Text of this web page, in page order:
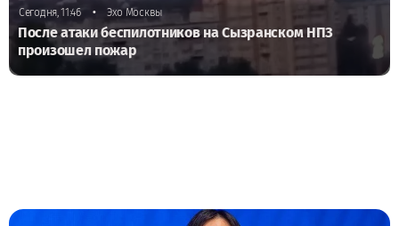
Сегодня, 11:46 • Эхо Москвы
После атаки беспилотников на Сызранском НПЗ
произошел пожар